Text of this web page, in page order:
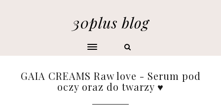
30plus blog
GAIA CREAMS Raw love - Serum pod
oczy oraz do twarzy ♥